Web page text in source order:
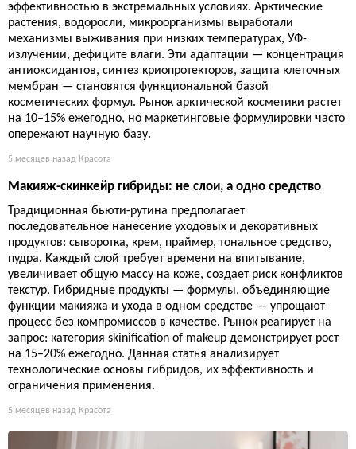
эффективностью в экстремальных условиях. Арктические
растения, водоросли, микроорганизмы выработали
механизмы выживания при низких температурах, УФ-
излучении, дефиците влаги. Эти адаптации — концентрация
антиоксидантов, синтез криопротекторов, защита клеточных
мембран — становятся функциональной базой
косметических формул. Рынок арктической косметики растет
на 10–15% ежегодно, но маркетинговые формулировки часто
опережают научную базу.
5 месяцев назад Красота
Макияж-скинкейр гибриды: не слои, а одно средство
Традиционная бьюти-рутина предполагает
последовательное нанесение уходовых и декоративных
продуктов: сыворотка, крем, праймер, тональное средство,
пудра. Каждый слой требует времени на впитывание,
увеличивает общую массу на коже, создает риск конфликтов
текстур. Гибридные продукты — формулы, объединяющие
функции макияжа и ухода в одном средстве — упрощают
процесс без компромиссов в качестве. Рынок реагирует на
запрос: категория skinification of makeup демонстрирует рост
на 15–20% ежегодно. Данная статья анализирует
технологические основы гибридов, их эффективность и
ограничения применения.
5 месяцев назад Красота